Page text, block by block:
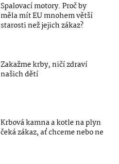
Spalovací motory. Proč by
měla mít EU mnohem větší
starosti než jejich zákaz?
Zakažme krby, ničí zdraví
našich dětí
Krbová kamna a kotle na plyn
čeká zákaz, ať chceme nebo ne